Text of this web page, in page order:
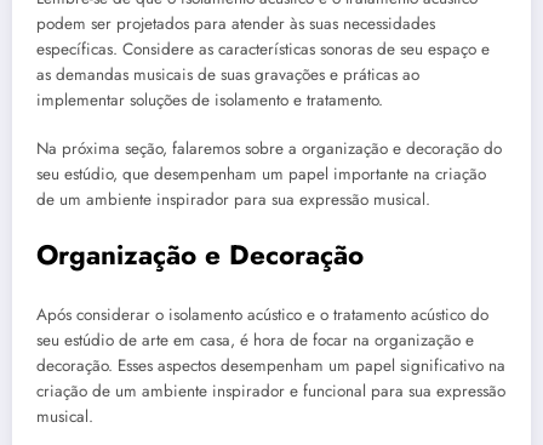
podem ser projetados para atender às suas necessidades
específicas. Considere as características sonoras de seu espaço e
as demandas musicais de suas gravações e práticas ao
implementar soluções de isolamento e tratamento.
Na próxima seção, falaremos sobre a organização e decoração do
seu estúdio, que desempenham um papel importante na criação
de um ambiente inspirador para sua expressão musical.
Organização e Decoração
Após considerar o isolamento acústico e o tratamento acústico do
seu estúdio de arte em casa, é hora de focar na organização e
decoração. Esses aspectos desempenham um papel significativo na
criação de um ambiente inspirador e funcional para sua expressão
musical.